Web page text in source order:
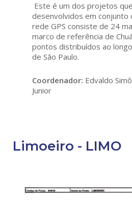
Este é um dos projetos
desenvolvidos em conjunto
rede GPS consiste de 24
marco de referência de
pontos distribuídos ao
de São Paulo.
Coordenador: Edvaldo
Junior
Limoeiro - LIMO